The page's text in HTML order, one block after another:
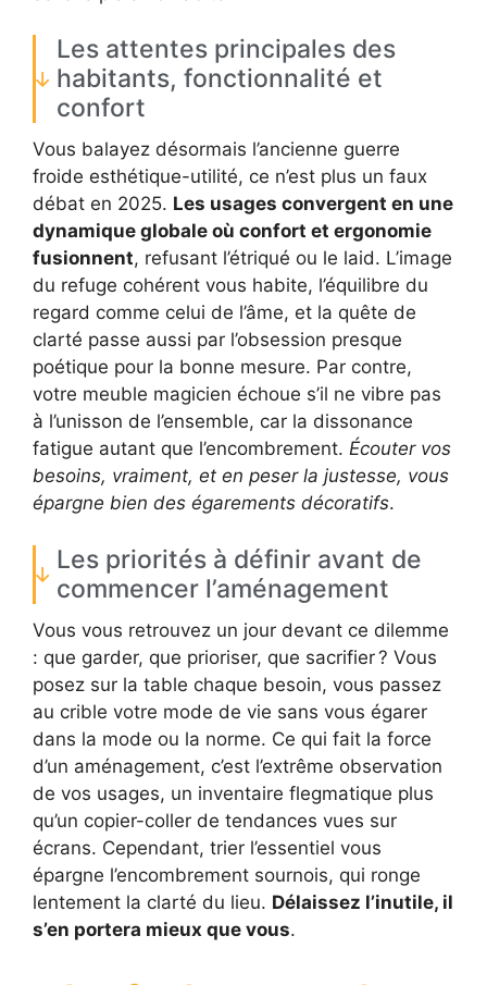
Les attentes principales des
habitants, fonctionnalité et
confort
Vous balayez désormais l’ancienne guerre
froide esthétique-utilité, ce n’est plus un faux
débat en 2025. Les usages convergent en une
dynamique globale où confort et ergonomie
fusionnent, refusant l’étriqué ou le laid. L’image
du refuge cohérent vous habite, l’équilibre du
regard comme celui de l’âme, et la quête de
clarté passe aussi par l’obsession presque
poétique pour la bonne mesure. Par contre,
votre meuble magicien échoue s’il ne vibre pas
à l’unisson de l’ensemble, car la dissonance
fatigue autant que l’encombrement. Écouter vos
besoins, vraiment, et en peser la justesse, vous
épargne bien des égarements décoratifs.
Les priorités à définir avant de
commencer l’aménagement
Vous vous retrouvez un jour devant ce dilemme
: que garder, que prioriser, que sacrifier ? Vous
posez sur la table chaque besoin, vous passez
au crible votre mode de vie sans vous égarer
dans la mode ou la norme. Ce qui fait la force
d’un aménagement, c’est l’extrême observation
de vos usages, un inventaire flegmatique plus
qu’un copier-coller de tendances vues sur
écrans. Cependant, trier l’essentiel vous
épargne l’encombrement sournois, qui ronge
lentement la clarté du lieu. Délaissez l’inutile, il
s’en portera mieux que vous.